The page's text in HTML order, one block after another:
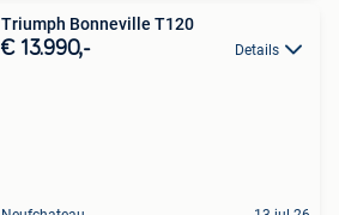
Triumph Bonneville T120
€ 13.990,- Details